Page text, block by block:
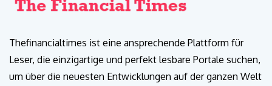
Thefinancialtimes ist eine ansprechende Plattform für
Leser, die einzigartige und perfekt lesbare Portale suchen,
um über die neuesten Entwicklungen auf der ganzen Welt